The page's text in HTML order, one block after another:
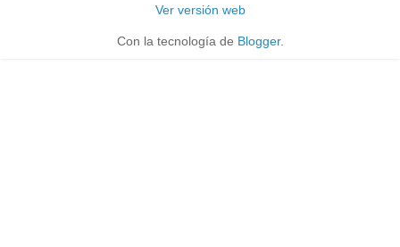
Ver versión web
Con la tecnología de Blogger.